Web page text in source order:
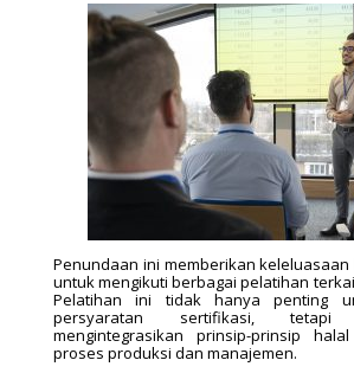
Penundaan ini memberikan keleluasaan
untuk mengikuti berbagai pelatihan
Pelatihan ini tidak hanya penting
persyaratan sertifikasi,
mengintegrasikan prinsip-prinsip
proses produksi dan manajemen.